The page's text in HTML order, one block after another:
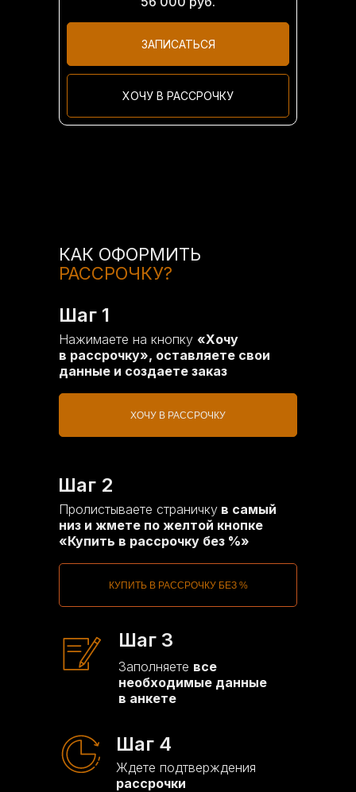
ХОЧУ В РАССРОЧКУ
ЗАПИСАТЬСЯ
КАК ОФОРМИТЬ
РАССРОЧКУ?
Шаг 1
Шаг 2
Нажимаете на кнопку «Хочу
в рассрочку», оставляете свои
данные и создаете заказ
Пролистываете страничку в самый
низ и жмете по желтой кнопке
«Купить в рассрочку без %»
Шаг 4
Ждете подтверждения
рассрочки
Шаг 3
Заполняете все
необходимые данные
в анкете
КУПИТЬ В РАССРОЧКУ БЕЗ %
ХОЧУ В РАССРОЧКУ